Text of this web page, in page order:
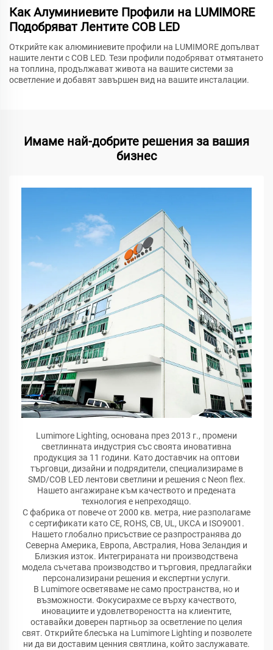
Как Алуминиевите Профили на LUMIMORE
Подобряват Лентите COB LED
Открийте как алюминиевите профили на LUMIMORE допълват
нашите ленти с COB LED. Тези профили подобряват отмятането
на топлина, продължават живота на вашите системи за
осветление и добавят завършен вид на вашите инсталации.
Имаме най-добрите решения за вашия
бизнес
Lumimore Lighting, основана през 2013 г., промени
светлинната индустрия със своята иновативна
продукция за 11 години. Като доставчик на оптови
търговци, дизайни и подрядители, специализираме в
SMD/COB LED лентови светлини и решения с Neon flex.
Нашето ангажиране към качеството и предената
технология е непреходящо.
С фабрика от повече от 2000 кв. метра, ние разполагаме
с сертификати като CE, ROHS, CB, UL, UKCA и ISO9001.
Нашето глобално присъствие се разпространява до
Северна Америка, Европа, Австралия, Нова Зеландия и
Близкия изток. Интегрираната ни производствена
модела съчетава производство и търговия, предлагайки
персонализирани решения и експертни услуги.
В Lumimore осветяваме не само пространства, но и
възможности. Фокусирахме се върху качеството,
иновациите и удовлетвореността на клиентите,
оставайки доверен партньор за осветление по целия
свят. Открийте блесъка на Lumimore Lighting и позволете
ни да ви доставим ценния святлина, който заслужавате.